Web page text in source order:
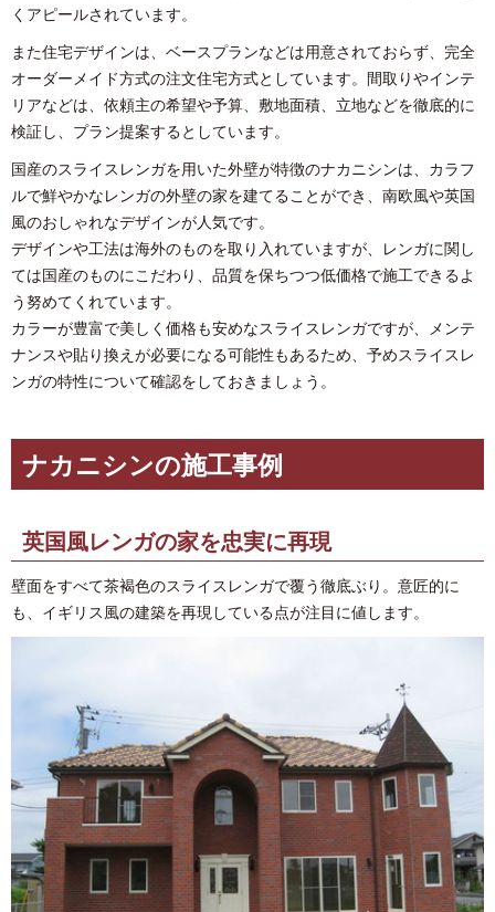
くアピールされています。
また住宅デザインは、ベースプランなどは用意されておらず、完全
オーダーメイド方式の注文住宅方式としています。間取りやインテ
リアなどは、依頼主の希望や予算、敷地面積、立地などを徹底的に
検証し、プラン提案するとしています。
国産のスライスレンガを用いた外壁が特徴のナカニシンは、カラフ
ルで鮮やかなレンガの外壁の家を建てることができ、南欧風や英国
風のおしゃれなデザインが人気です。
デザインや工法は海外のものを取り入れていますが、レンガに関し
ては国産のものにこだわり、品質を保ちつつ低価格で施工できるよ
う努めてくれています。
カラーが豊富で美しく価格も安めなスライスレンガですが、メンテ
ナンスや貼り換えが必要になる可能性もあるため、予めスライスレ
ンガの特性について確認をしておきましょう。
ナカニシンの施工事例
英国風レンガの家を忠実に再現
壁面をすべて茶褐色のスライスレンガで覆う徹底ぶり。意匠的に
も、イギリス風の建築を再現している点が注目に値します。